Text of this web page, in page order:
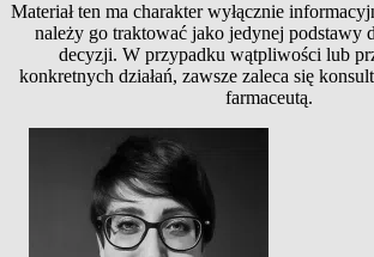
Materiał ten ma charakter wyłącznie
należy go traktować jako jedynej podstawy
decyzji. W przypadku wątpliwości lub
konkretnych działań, zawsze zaleca się
farmaceutą.